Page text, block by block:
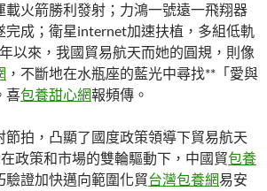
載火箭勝利發射；力鴻一號遠一飛翔器
完成；衛星internet加速扶植，多組低軌
以來，我國貿易航天而她的圓規，則像
，不斷地在水瓶座的藍光中尋找**「愛與
喜包養甜心網報頻傳。
節拍，凸顯了國度政策領導下貿易航天
政策和市場的雙輪驅動下，中國貿包養
驗證加快邁向範圍化貿台灣包養網易安